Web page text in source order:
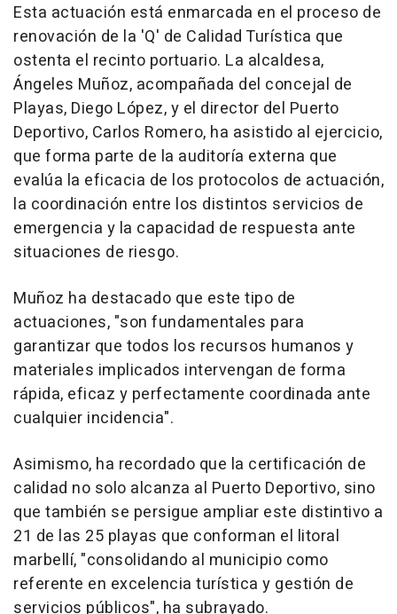
Esta actuación está enmarcada en el proceso de
renovación de la 'Q' de Calidad Turística que
ostenta el recinto portuario. La alcaldesa,
Ángeles Muñoz, acompañada del concejal de
Playas, Diego López, y el director del Puerto
Deportivo, Carlos Romero, ha asistido al ejercicio,
que forma parte de la auditoría externa que
evalúa la eficacia de los protocolos de actuación,
la coordinación entre los distintos servicios de
emergencia y la capacidad de respuesta ante
situaciones de riesgo.
Muñoz ha destacado que este tipo de
actuaciones, "son fundamentales para
garantizar que todos los recursos humanos y
materiales implicados intervengan de forma
rápida, eficaz y perfectamente coordinada ante
cualquier incidencia".
Asimismo, ha recordado que la certificación de
calidad no solo alcanza al Puerto Deportivo, sino
que también se persigue ampliar este distintivo a
21 de las 25 playas que conforman el litoral
marbellí, "consolidando al municipio como
referente en excelencia turística y gestión de
servicios públicos", ha subrayado.